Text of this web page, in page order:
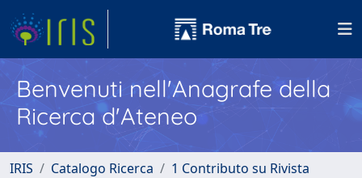
Benvenuti nell'Anagrafe della
Ricerca d'Ateneo
IRIS Catalogo Ricerca
1 Contributo su Rivista